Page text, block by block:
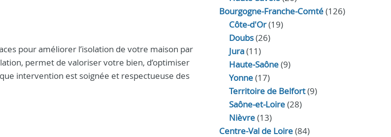
pour améliorer l’isolation de votre maison par
permet de valoriser votre bien, d’optimiser
intervention est soignée et respectueuse des
Bourgogne-Franche-Comté(126)
Côte-d'Or(19)
Doubs(26)
Jura(11)
Haute‑Saône(9)
Yonne(17)
Territoire de Belfort(9)
Saône-et-Loire(28)
Nièvre(13)
Centre-Val de Loire(84)